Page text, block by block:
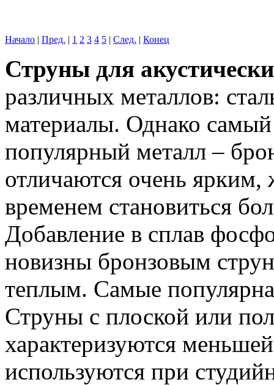
Начало | Пред. | 1 2 3 4 5 | След. | Конец
Струны для
различных металлов:
материалы. Однако
популярный металл –
отличаются очень
временем становиться
Добавление в сплав
новизны бронзовым
теплым. Самые
Струны с плоской или
характеризуются
используются при